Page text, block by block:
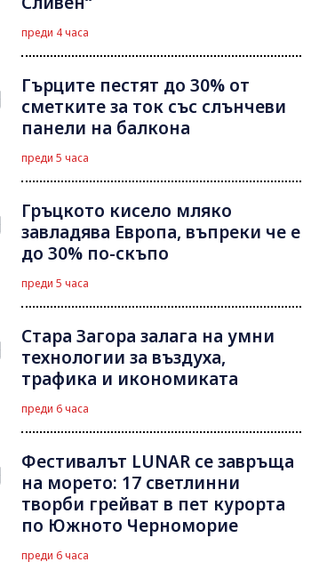
преди 4 часа
Гърците пестят до 30% от
сметките за ток със слънчеви
панели на балкона
преди 5 часа
Гръцкото кисело мляко
завладява Европа, въпреки че е
до 30% по-скъпо
преди 5 часа
Стара Загора залага на умни
технологии за въздуха,
трафика и икономиката
преди 6 часа
Фестивалът LUNAR се завръща
на морето: 17 светлинни
творби грейват в пет курорта
по Южното Черноморие
преди 6 часа